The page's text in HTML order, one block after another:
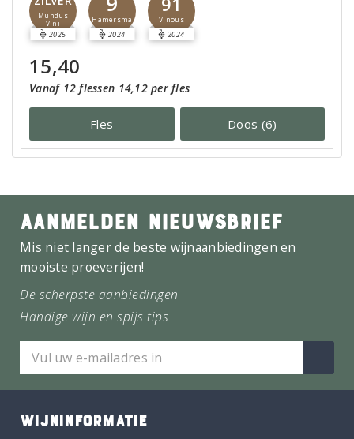
Mundus
Vini
2025
Hamersma
2024
Vinous
2024
15,40
Vanaf 12 flessen 14,12 per fles
Fles Doos (6)
AANMELDEN NIEUWSBRIEF
Mis niet langer de beste wijnaanbiedingen en
mooiste proeverijen!
De scherpste aanbiedingen
Handige wijn en spijs tips
WIJNINFORMATIE